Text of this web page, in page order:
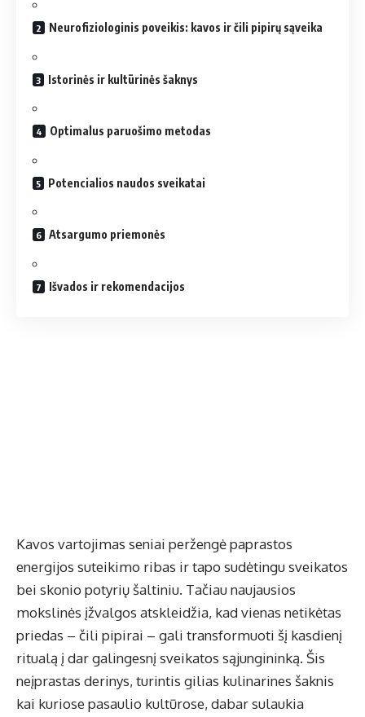
Neurofiziologinis poveikis: kavos ir čili pipirų sąveika
Istorinės ir kultūrinės šaknys
Optimalus paruošimo metodas
Potencialios naudos sveikatai
Atsargumo priemonės
Išvados ir rekomendacijos
Kavos vartojimas seniai peržengė paprastos
energijos suteikimo ribas ir tapo sudėtingu sveikatos
bei skonio potyrių šaltiniu. Tačiau naujausios
mokslinės įžvalgos atskleidžia, kad vienas netikėtas
priedas – čili pipirai – gali transformuoti šį kasdienį
ritualą į dar galingesnį sveikatos sąjungininką. Šis
neįprastas derinys, turintis gilias kulinarines šaknis
kai kuriose pasaulio kultūrose, dabar sulaukia